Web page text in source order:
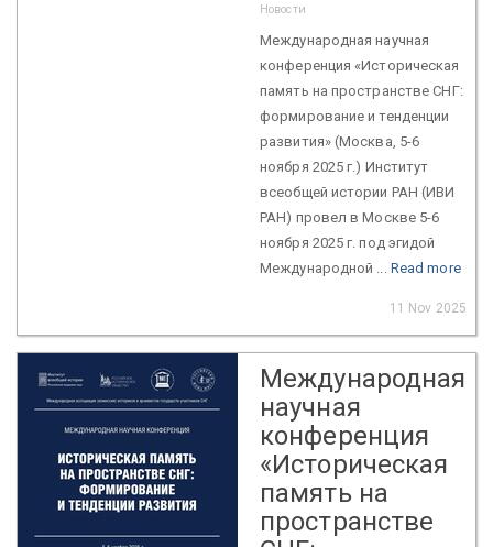
Новости
Международная научная
конференция «Историческая
память на пространстве СНГ:
формирование и тенденции
развития» (Москва, 5-6
ноября 2025 г.) Институт
всеобщей истории РАН (ИВИ
РАН) провел в Москве 5-6
ноября 2025 г. под эгидой
Международной ... Read more
11 Nov 2025
Международная
научная
конференция
«Историческая
память на
пространстве